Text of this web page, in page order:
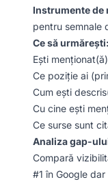
Instrumente de
pentru semnale
Ce să urmărești:
Ești
Ce poziție ai
Cum ești
Cu cine ești
Ce surse sunt
Analiza gap-
Compară
#1 în Google